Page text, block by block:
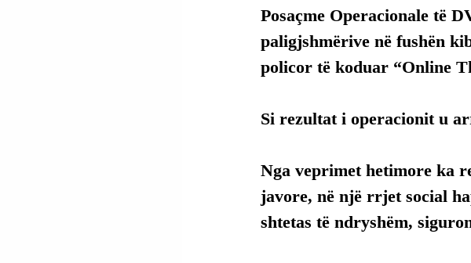
Posaçme Operacionale të
paligjshmërive në fushën
policor të koduar “Online
Si rezultat i operacionit u
Nga veprimet hetimore ka
javore, në një rrjet social
shtetas të ndryshëm,